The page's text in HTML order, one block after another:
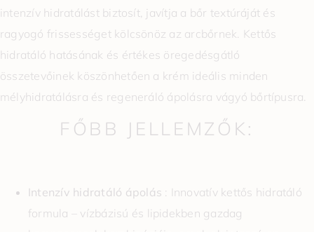
intenzív hidratálást biztosít, javítja a bőr textúráját és
ragyogó frissességet kölcsönöz az arcbőrnek. Kettős
hidratáló hatásának és értékes öregedésgátló
összetevőinek köszönhetően a krém ideális minden
mélyhidratálásra és regeneráló ápolásra vágyó bőrtípusra.
FŐBB JELLEMZŐK:
Intenzív hidratáló ápolás : Innovatív kettős hidratáló
formula – vízbázisú és lipidekben gazdag